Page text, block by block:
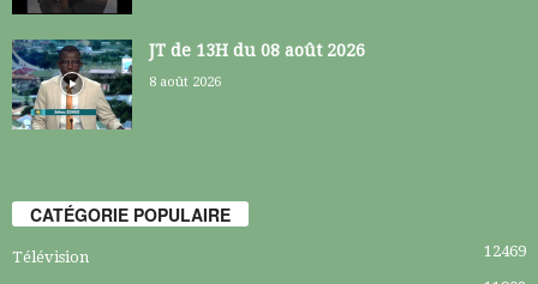
JT de 13H du 08 août 2026
8 août 2026
CATÉGORIE POPULAIRE
Télévision
12469